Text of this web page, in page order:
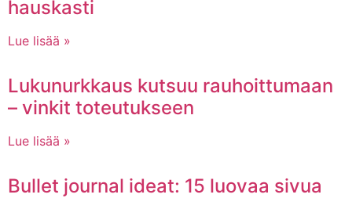
hauskasti
Lue lisää »
Lukunurkkaus kutsuu rauhoittumaan
– vinkit toteutukseen
Lue lisää »
Bullet journal ideat: 15 luovaa sivua